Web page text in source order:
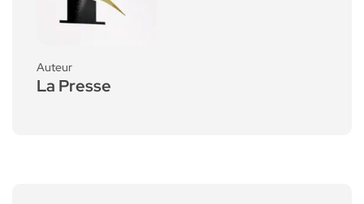
Auteur
La Presse